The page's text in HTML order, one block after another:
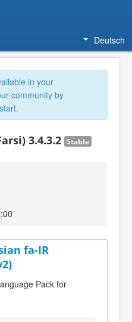
Deutsch
in your
community by
3.4.3.2 Stable
fa-IR
Pack for